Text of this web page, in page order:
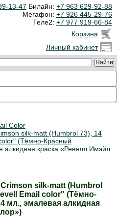
13-47 Билайн: +7 963 629-92-88
Мегафон: +7 926 445-29-76
Теле2: +7 977 919-66-84
Корзина
Личный кабинет
Color
silk-matt (Humbrol 73), 14
(Тёмно-Красный
краска «Ревелл Имэйл
silk-matt (Humbrol
Email color" (Тёмно-
мл., эмалевая алкидная